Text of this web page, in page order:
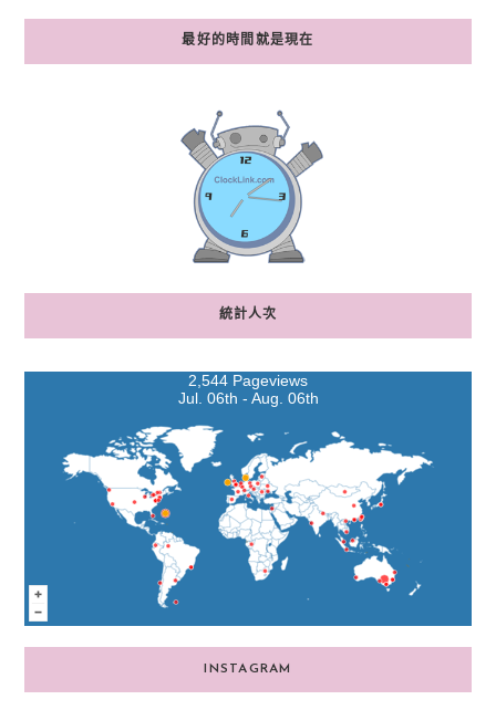
最好的時間就是現在
統計人次
2,544 Pageviews
Jul. 06th - Aug. 06th
INSTAGRAM